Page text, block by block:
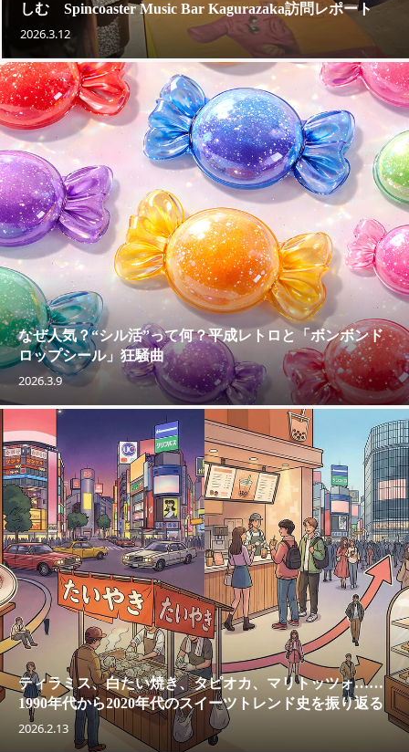
しむ Spincoaster Music Bar Kagurazaka訪問レポート
2026.3.12
なぜ人気？“シル活”って何？平成レトロと「ボンボンド
ロップシール」狂騒曲
2026.3.9
ティラミス、白たい焼き、タピオカ、マリトッツォ……
1990年代から2020年代のスイーツトレンド史を振り返る
2026.2.13